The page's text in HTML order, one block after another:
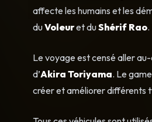
affecte les humains et les
duVoleuret duShérif Rao
Le voyage est censé aller
d’Akira Toriyama. Le
créer et améliorer différents